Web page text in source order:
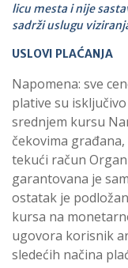
licu mesta i nije
sadrži uslugu
USLOVI PLAĆANJA
Napomena: sve
plative su
srednjem kursu
čekovima
tekući račun
garantovana je
ostatak je
kursa na
ugovora korisnik
sledećih načina